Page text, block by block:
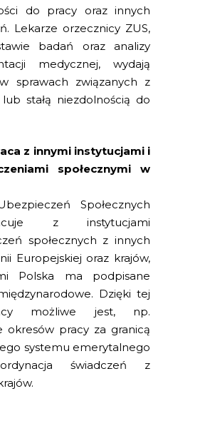
do pracy oraz innych
Lekarze orzecznicy ZUS,
badań oraz analizy
medycznej, wydają
sprawach związanych z
lub stałą niezdolnością do
z innymi instytucjami i
społecznymi w
Społecznych
z instytucjami
społecznych z innych
Europejskiej oraz krajów,
Polska ma podpisane
Dzięki tej
możliwe jest, np.
okresów pracy za granicą
systemu emerytalnego
świadczeń z